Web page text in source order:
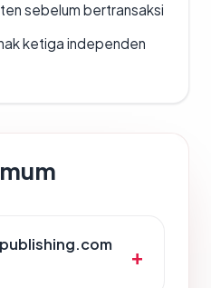
sebelum bertransaksi
ketiga independen